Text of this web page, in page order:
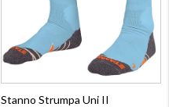
Stanno Strumpa Uni II